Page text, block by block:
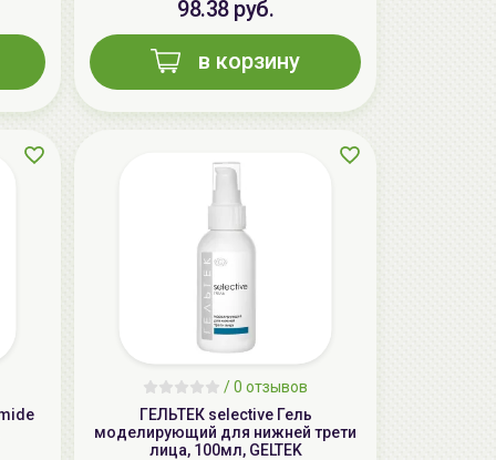
98.38 руб.
в корзину
/0 отзывов
ГЕЛЬТЕК selective Гель
моделирующий для нижней трети
лица, 100мл, GELTEK